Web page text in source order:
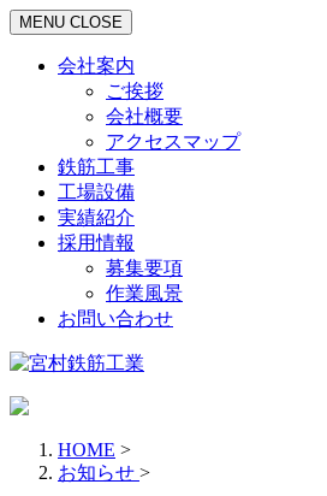
MENU CLOSE
会社案内
ご挨拶
会社概要
アクセスマップ
鉄筋工事
工場設備
実績紹介
採用情報
募集要項
作業風景
お問い合わせ
HOME >
お知らせ >